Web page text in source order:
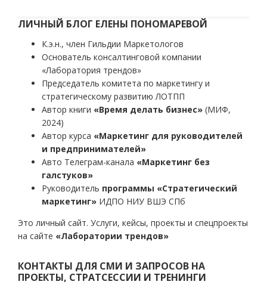
ЛИЧНЫЙ БЛОГ ЕЛЕНЫ ПОНОМАРЕВОЙ
К.э.н., член Гильдии Маркетологов
Основатель консалтинговой компании
«Лаборатория трендов»
Председатель комитета по маркетингу и
стратегическому развитию ЛОТПП
Автор книги «Время делать бизнес» (МИФ,
2024)
Автор курса «Маркетинг для руководителей
и предпринимателей»
Авто Телеграм-канала «Маркетинг без
галстуков»
Руководитель программы «Стратегический
маркетинг» ИДПО НИУ ВШЭ СПб
Это личный сайт. Услуги, кейсы, проекты и спецпроекты
на сайте «Лаборатории трендов»
КОНТАКТЫ ДЛЯ СМИ И ЗАПРОСОВ НА
ПРОЕКТЫ, СТРАТСЕССИИ И ТРЕНИНГИ